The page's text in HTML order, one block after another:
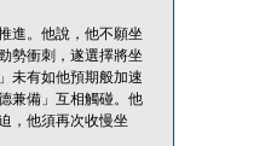
進。他說，他不願坐
勢衝刺，遂選擇將坐
未有如他預期般加速
兼備」互相觸碰。他
，他須再次收慢坐